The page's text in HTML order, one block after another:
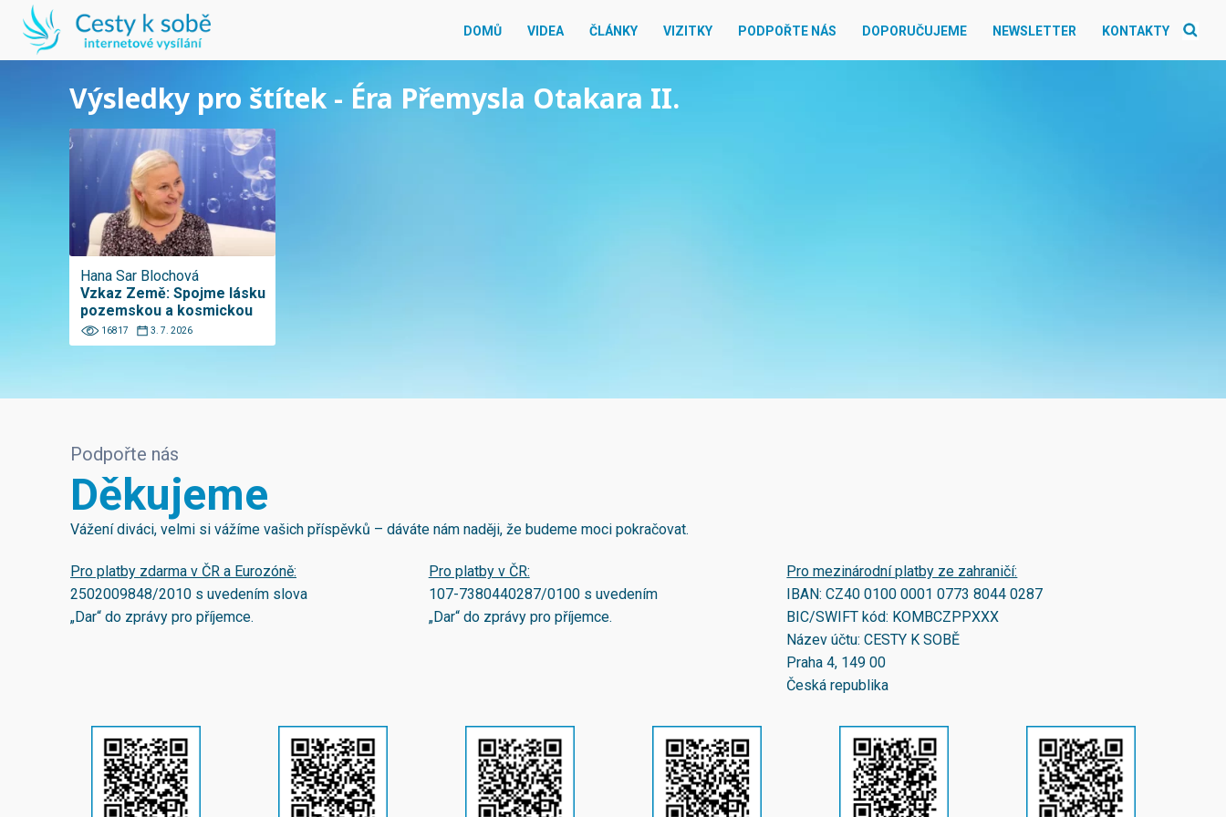
DOMŮ VIDEA ČLÁNKY VIZITKY PODPOŘTE NÁS DOPORUČUJEME NEWSLETTER KONTAKTY
Výsledky pro štítek - Éra Přemysla Otakara II.
Hana Sar Blochová
Vzkaz Země: Spojme lásku
pozemskou a kosmickou
16817 3. 7. 2026
Podpořte nás
Děkujeme
Vážení diváci, velmi si vážíme vašich příspěvků – dáváte nám naději, že budeme moci pokračovat.
Pro platby zdarma v ČR a Eurozóně:
2502009848/2010 s uvedením slova
„Dar“ do zprávy pro příjemce.
Pro platby v ČR:
107-7380440287/0100s uvedením
„Dar“ do zprávy pro příjemce.
Pro mezinárodní platby ze zahraničí:
IBAN:CZ40 0100 0001 0773 8044 0287
BIC/SWIFT kód: KOMBCZPPXXX
Název účtu: CESTY K SOBĚ
Praha 4, 149 00
Česká republika